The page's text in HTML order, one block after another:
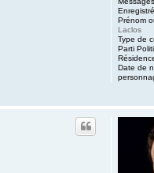
Prénom
Laclos
Type de
Parti
Date de